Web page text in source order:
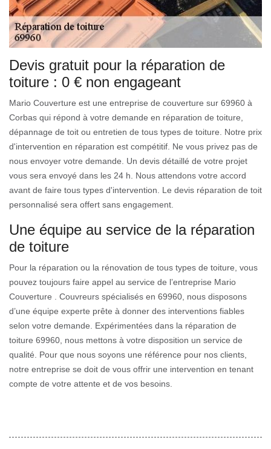
Devis gratuit pour la réparation de
toiture : 0 € non engageant
Mario Couverture est une entreprise de couverture sur 69960 à
Corbas qui répond à votre demande en réparation de toiture,
dépannage de toit ou entretien de tous types de toiture. Notre prix
d'intervention en réparation est compétitif. Ne vous privez pas de
nous envoyer votre demande. Un devis détaillé de votre projet
vous sera envoyé dans les 24 h. Nous attendons votre accord
avant de faire tous types d'intervention. Le devis réparation de toit
personnalisé sera offert sans engagement.
Une équipe au service de la réparation
de toiture
Pour la réparation ou la rénovation de tous types de toiture, vous
pouvez toujours faire appel au service de l’entreprise Mario
Couverture . Couvreurs spécialisés en 69960, nous disposons
d’une équipe experte prête à donner des interventions fiables
selon votre demande. Expérimentées dans la réparation de
toiture 69960, nous mettons à votre disposition un service de
qualité. Pour que nous soyons une référence pour nos clients,
notre entreprise se doit de vous offrir une intervention en tenant
compte de votre attente et de vos besoins.